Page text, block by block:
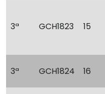
3ª GCH1823 15
3ª GCH1824 16